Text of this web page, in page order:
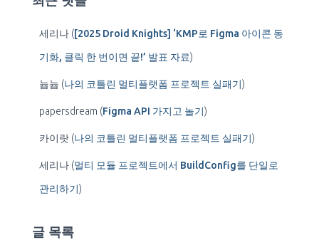
세리나 ([2025 Droid Knights] ‘KMP로 Figma 아이콘 동
기화, 클릭 한 번이면 끝!’ 발표 자료)
늅늅 (나의 코틀린 멀티플랫폼 프로젝트 실패기)
papersdream (Figma API 가지고 놀기)
카이랏 (나의 코틀린 멀티플랫폼 프로젝트 실패기)
세리나 (멀티 모듈 프로젝트에서 BuildConfig를 단일로
관리하기)
글 목록